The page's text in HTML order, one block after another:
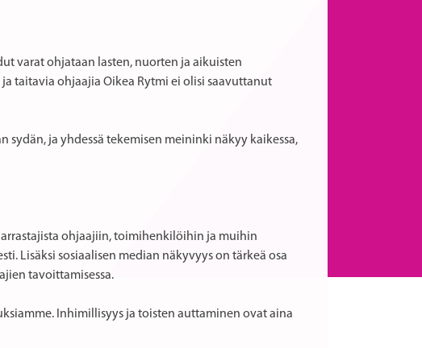
varat ohjataan lasten, nuorten ja aikuisten
taitavia ohjaajia Oikea Rytmi ei olisi saavuttanut
sydän, ja yhdessä tekemisen meininki näkyy kaikessa,
ohjaajiin, toimihenkilöihin ja muihin
Lisäksi sosiaalisen median näkyvyys on tärkeä osa
tavoittamisessa.
Inhimillisyys ja toisten auttaminen ovat aina